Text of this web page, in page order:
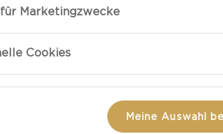
Mehl,
Das
einem
Eiweiß
Marketingzwecke
Cookies
Meine Auswahl